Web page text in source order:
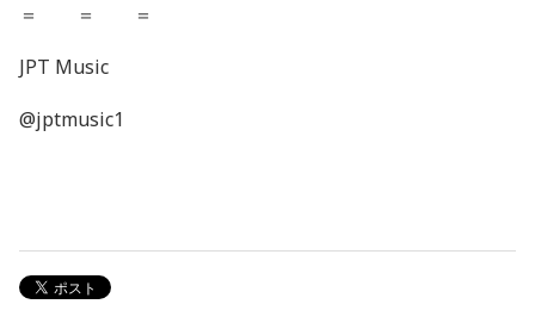
＝ ＝ ＝
JPT Music
@jptmusic1